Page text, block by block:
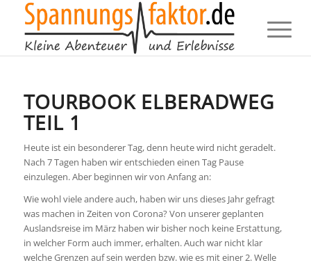
TOURBOOK ELBERADWEG
TEIL 1
Heute ist ein besonderer Tag, denn heute wird nicht geradelt.
Nach 7 Tagen haben wir entschieden einen Tag Pause
einzulegen. Aber beginnen wir von Anfang an:
Wie wohl viele andere auch, haben wir uns dieses Jahr gefragt
was machen in Zeiten von Corona? Von unserer geplanten
Auslandsreise im März haben wir bisher noch keine Erstattung,
in welcher Form auch immer, erhalten. Auch war nicht klar
welche Grenzen auf sein werden bzw. wie es mit einer 2. Welle